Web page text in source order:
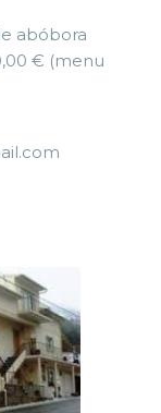
abóbora
€ (menu